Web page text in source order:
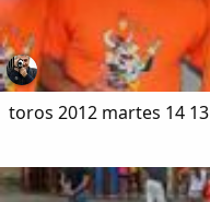
toros 2012 martes 14 13